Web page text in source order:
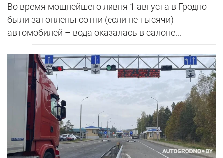
Во время мощнейшего ливня 1 августа в Гродно
были затоплены сотни (если не тысячи)
автомобилей – вода оказалась в салоне...